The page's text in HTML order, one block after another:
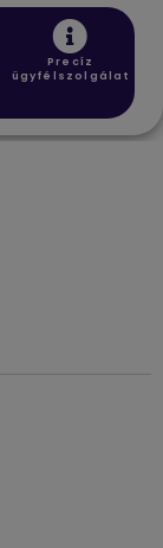
Precíz
ügyfélszolgálat